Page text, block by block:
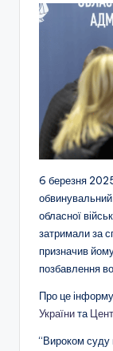
6 березня
обвинувальний
обласної
затримали за
призначив
позбавлення
Про це
Українита
“Вироком суду